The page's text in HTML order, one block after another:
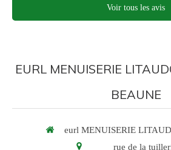
Voir tous les avis
EURL MENUISERIE
BEAUNE
eurl MENUISERIE
rue de la